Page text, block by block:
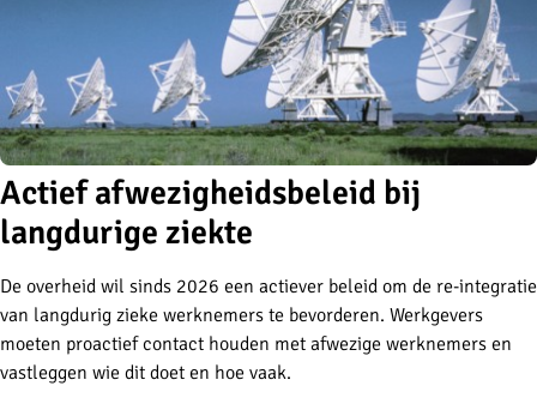
Actief afwezigheidsbeleid bij
langdurige ziekte
De overheid wil sinds 2026 een actiever beleid om de re-integratie
van langdurig zieke werknemers te bevorderen. Werkgevers
moeten proactief contact houden met afwezige werknemers en
vastleggen wie dit doet en hoe vaak.